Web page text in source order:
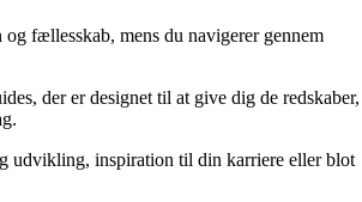
fællesskab, mens du navigerer gennem
der er designet til at give dig de redskaber,
udvikling, inspiration til din karriere eller blot